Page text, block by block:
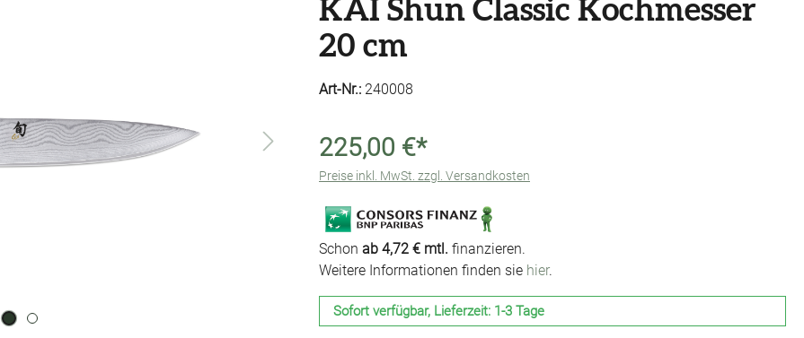
KAI Shun Classic Kochmesser
20 cm
Art-Nr.: 240008
225,00 €*
Preise inkl. MwSt. zzgl. Versandkosten
Schon ab 4,72 € mtl. finanzieren.
Weitere Informationen finden sie hier.
Sofort verfügbar, Lieferzeit: 1-3 Tage